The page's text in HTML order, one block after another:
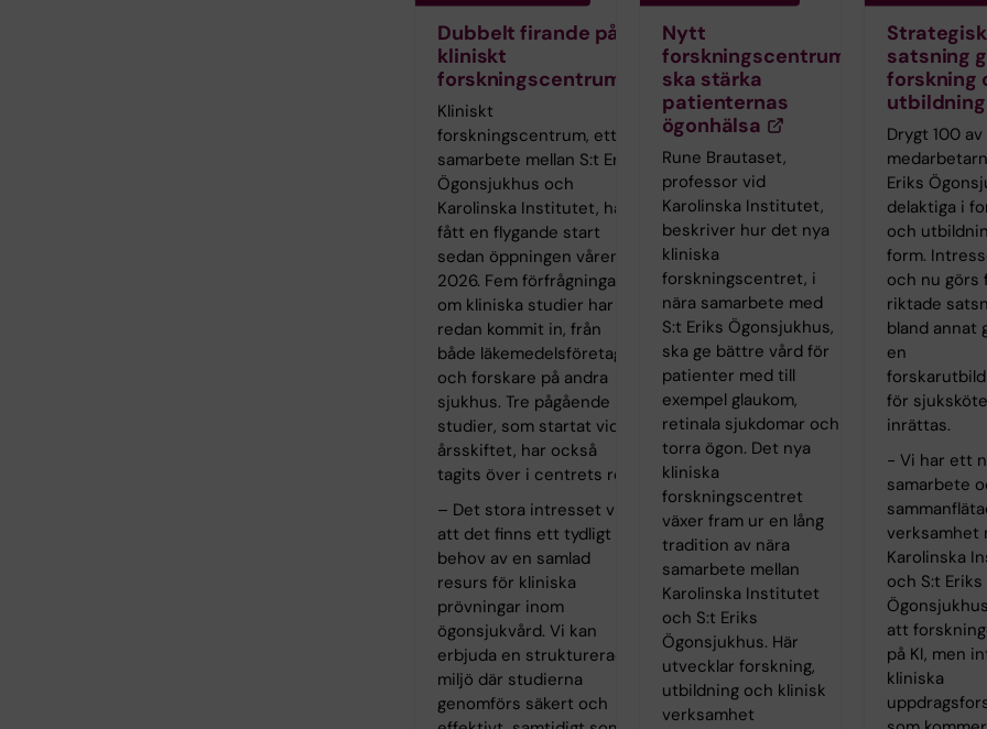
forskningscentru
m
Dubbelt firande på
kliniskt
forskningscentrum
Kliniskt
forskningscentrum, ett
samarbete mellan S:t Eriks
Ögonsjukhus och
Karolinska Institutet, har
fått en flygande start
sedan öppningen våren
2026. Fem förfrågningar
om kliniska studier har
redan kommit in, från
både läkemedelsföretag
och forskare på andra
sjukhus. Tre pågående
studier, som startat vid
årsskiftet, har också
tagits över i centrets regi.
– Det stora intresset visar
att det finns ett tydligt
behov av en samlad
resurs för kliniska
prövningar inom
ögonsjukvård. Vi kan
erbjuda en strukturerad
miljö där studierna
genomförs säkert och
forskningscent
rum
Nytt
forskningscentrum
ska stärka
patienternas
ögonhälsa
Rune Brautaset,
professor vid
Karolinska Institutet,
beskriver hur det nya
kliniska
forskningscentret, i
nära samarbete med
S:t Eriks Ögonsjukhus,
ska ge bättre vård för
patienter med till
exempel glaukom,
retinala sjukdomar och
torra ögon. Det nya
kliniska
forskningscentret
växer fram ur en lång
tradition av nära
samarbete mellan
Karolinska Institutet
och S:t Eriks
Ögonsjukhus. Här
utvecklar forskning,
utbildning och klinisk
verksamhet
forskning
Strategisk
satsning
forskning
utbildning
Drygt 100 av
Eriks
delaktiga i
och
form.
och nu görs
riktade
bland annat
en
för
inrättas.
- Vi har ett
samarbete
verksamhet
Karolinska
och S:t Eriks
att
på KI, men
kliniska